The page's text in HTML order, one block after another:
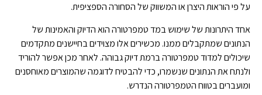
על פי הוראות היצרן או המשווק של הסחורה הספציפית.
אחד היתרונות של שימוש במד טמפרטורה הוא הדיוק והאמינות של
הנתונים שמתקבלים ממנו. מכשירים אלו מצוידים בחיישנים מתקדמים
שיכולים למדוד טמפרטורה ברמת דיוק גבוהה. לאחר מכן אפשר להוריד
ולנתח את הנתונים שנשמרו, כדי להבטיח לדוגמה שהמוצרים מאוחסנים
ומועברים בטווח הטמפרטורה הנדרש.